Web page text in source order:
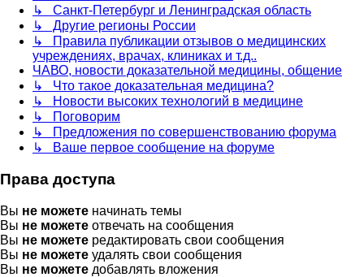
↳ Санкт-Петербург и Ленинградская область
↳ Другие регионы России
↳ Правила публикации отзывов о медицинских
учреждениях, врачах, клиниках и т.д..
ЧАВО, новости доказательной медицины, общение
↳ Что такое доказательная медицина?
↳ Новости высоких технологий в медицине
↳ Поговорим
↳ Предложения по совершенствованию форума
↳ Ваше первое сообщение на форуме
Права доступа
Вы не можете начинать темы
Вы не можете отвечать на сообщения
Вы не можете редактировать свои сообщения
Вы не можете удалять свои сообщения
Вы не можете добавлять вложения